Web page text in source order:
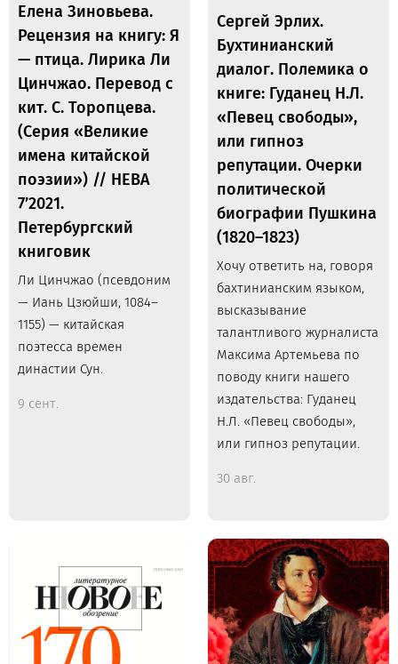
Елена Зиновьева.
Рецензия на книгу: Я
— птица. Лирика Ли
Цинчжао. Перевод с
кит. С. Торопцева.
(Серия «Великие
имена китайской
поэзии») // НЕВА
7’2021.
Петербургский
книговик
Ли Цинчжао (псевдоним
— Иань Цзюйши, 1084–
1155) — китайская
поэтесса времен
династии Сун.
9 сент.
Сергей Эрлих.
Бухтинианский
диалог. Полемика о
книге: Гуданец Н.Л.
«Певец свободы»,
или гипноз
репутации. Очерки
политической
биографии Пушкина
(1820–1823)
Хочу ответить на, говоря
бахтинианским языком,
высказывание
талантливого журналиста
Максима Артемьева по
поводу книги нашего
издательства: Гуданец
Н.Л. «Певец свободы»,
или гипноз репутации.
30 авг.